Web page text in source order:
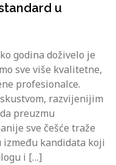
u
godina doživelo je
sve više kvalitetne,
profesionalce.
razvijenijim
preuzmu
sve češće traže
kandidata koji
i […]